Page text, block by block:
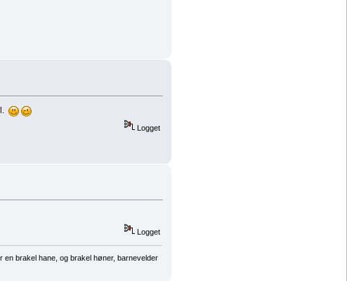
Logget
Logget
brakel hane, og brakel høner, barnevelder